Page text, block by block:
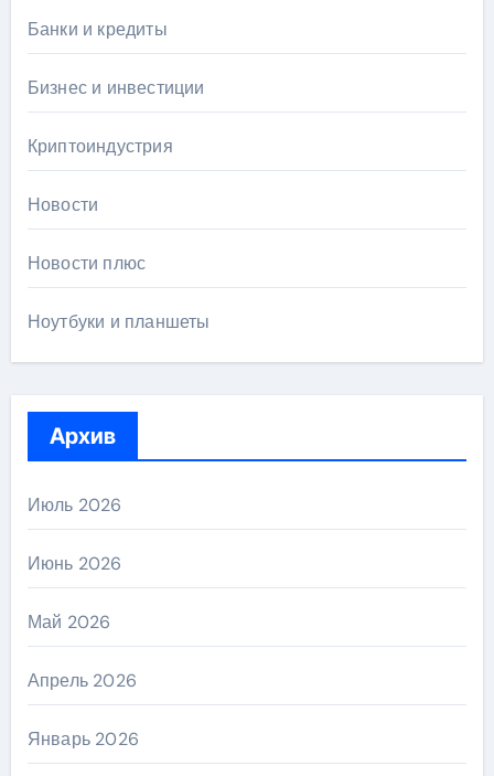
Банки и кредиты
Бизнес и инвестиции
Криптоиндустрия
Новости
Новости плюс
Ноутбуки и планшеты
Архив
Июль 2026
Июнь 2026
Май 2026
Апрель 2026
Январь 2026